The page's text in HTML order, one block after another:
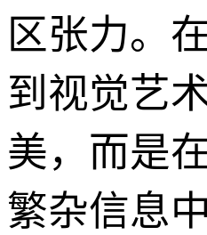
区张力。
到视觉艺
美，而是
繁杂信息